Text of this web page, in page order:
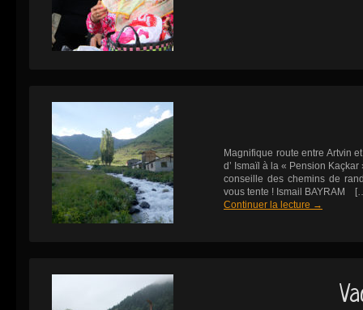
Magnifique route entre Artvin
d’ Ismaïl à la « Pension
conseille des chemins de
vous tente ! Ismail BAYRAM
Continuer la lecture →